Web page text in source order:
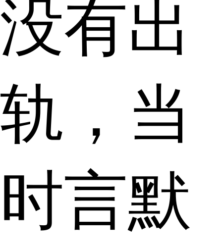
没有出
轨，当
时言默